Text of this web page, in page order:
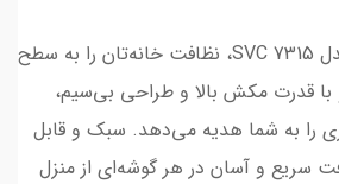
با جارو شارژی سنکور مدل SVC 7315، نظافت خانه‌تان را به سطح
با قدرت مکش بالا و طراحی بی‌سیم،
را به شما هدیه می‌دهد. سبک و قابل
سریع و آسان در هر گوشه‌ای از منزل